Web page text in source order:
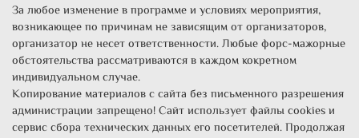
За любое изменение в программе и условиях мероприятия,
возникающее по причинам не зависящим от организаторов,
организатор не несет ответственности. Любые форс-мажорные
обстоятельства рассматриваются в каждом кокретном
индивидуальном случае.
Копирование материалов с сайта без письменного разрешения
администрации запрещено! Сайт использует файлы cookies и
сервис сбора технических данных его посетителей. Продолжая